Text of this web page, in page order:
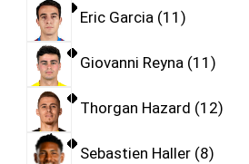
Eric Garcia 11
Giovanni Reyna 11
Thorgan Hazard 12
Sebastien Haller 8